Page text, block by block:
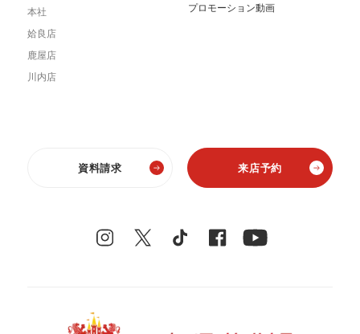
本社
姶良店
鹿屋店
川内店
プロモーション動画
資料請求 来店予約